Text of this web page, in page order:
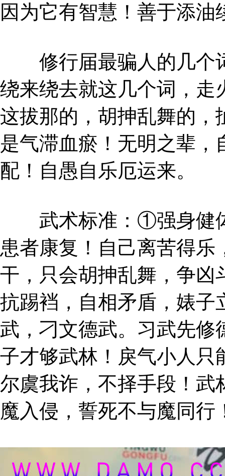
因为它有智慧！善于添油
修行届最骗人的几个
绕来绕去就这几个词，走
这拔那的，胡抻乱舞的，
是气滞血瘀！无明之辈
配！自愚自乐厄运来。
武术标准：①强身健体
患者康复！自己离苦得
干，只会胡抻乱舞，争凶
抗踢裆，自相矛盾，婊
武，刁文德武。习武先修
子才够武林！戾气小人只
尔虞我诈，不择手段！武
魔入侵，誓死不与魔同行